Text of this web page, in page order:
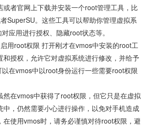
或者官网上下载并安装一个root管理工具，比
SuperSU。这些工具可以帮助你管理虚拟系
应用进行授权、隐藏root状态等。
用root权限 打开刚才在vmos中安装的root工
和授权，允许它对虚拟系统进行修改，并给予
在vmos中以root身份运行一些需要root权限
然在vmos中获得了root权限，但它只是在虚拟
中，仍然需要小心进行操作，以免对手机造成
在使用vmos时，请务必谨慎对待root权限，避